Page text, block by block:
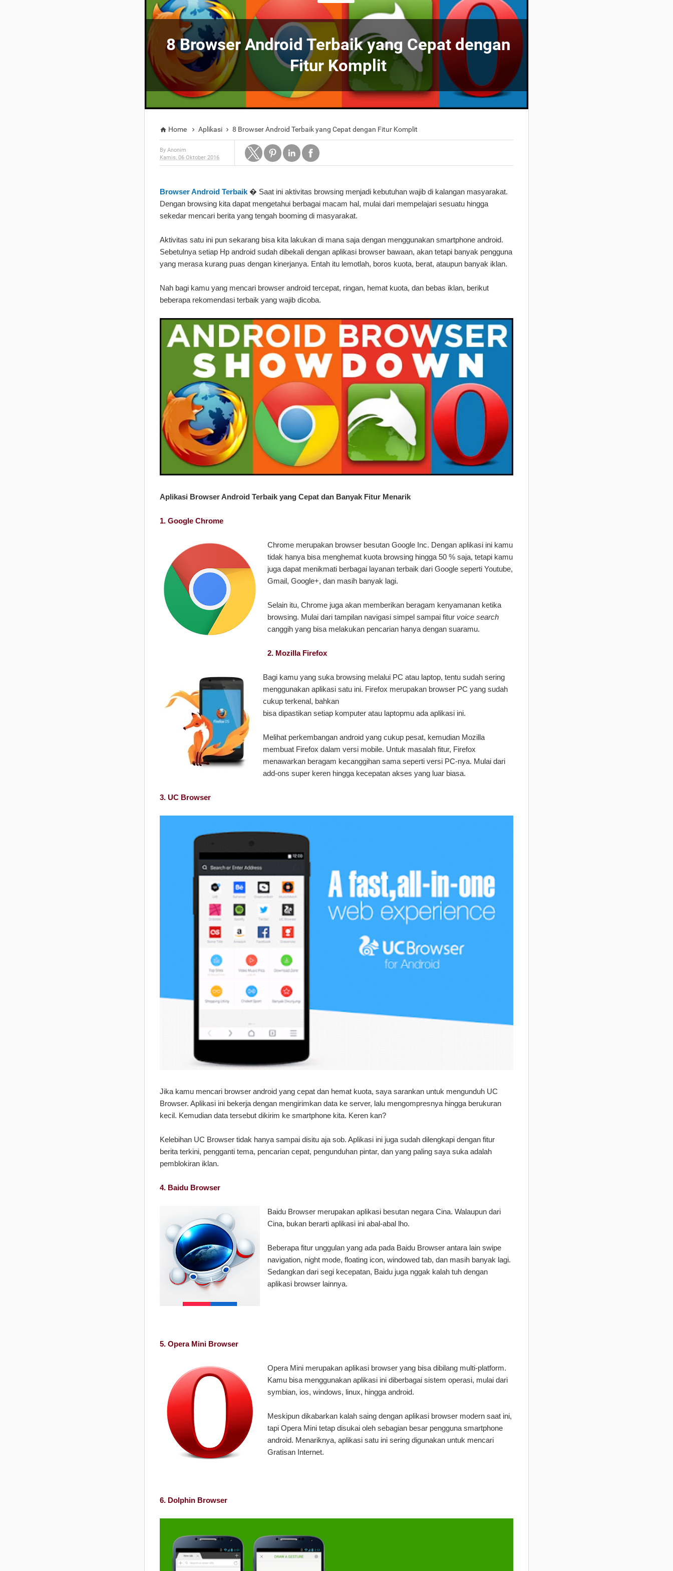
8 Browser Android Terbaik yang Cepat dengan
Fitur Komplit
 Home  Aplikasi  8 Browser Android Terbaik yang Cepat dengan Fitur Komplit
By Anonim
Kamis, 06 Oktober 2016
Browser Android Terbaik� Saat ini aktivitas browsing menjadi kebutuhan wajib di kalangan masyarakat.
Dengan browsing kita dapat mengetahui berbagai macam hal, mulai dari mempelajari sesuatu hingga
sekedar mencari berita yang tengah booming di masyarakat.
Aktivitas satu ini pun sekarang bisa kita lakukan di mana saja dengan menggunakan smartphone android.
Sebetulnya setiap Hp android sudah dibekali dengan aplikasi browser bawaan, akan tetapi banyak pengguna
yang merasa kurang puas dengan kinerjanya. Entah itu lemotlah, boros kuota, berat, ataupun banyak iklan.
Nah bagi kamu yang mencari browser android tercepat, ringan, hemat kuota, dan bebas iklan, berikut
beberapa rekomendasi terbaik yang wajib dicoba.
Aplikasi Browser Android Terbaik yang Cepat dan Banyak Fitur Menarik
1. Google Chrome
Chrome merupakan browser besutan Google Inc. Dengan aplikasi ini kamu
tidak hanya bisa menghemat kuota browsing hingga 50 % saja, tetapi kamu
juga dapat menikmati berbagai layanan terbaik dari Google seperti Youtube,
Gmail, Google+, dan masih banyak lagi.
Selain itu, Chrome juga akan memberikan beragam kenyamanan ketika
browsing. Mulai dari tampilan navigasi simpel sampai fitur voice search
canggih yang bisa melakukan pencarian hanya dengan suaramu.
2. Mozilla Firefox
Bagi kamu yang suka browsing melalui PC atau laptop, tentu sudah sering
menggunakan aplikasi satu ini. Firefox merupakan browser PC yang sudah
cukup terkenal, bahkan
bisa dipastikan setiap komputer atau laptopmu ada aplikasi ini.
Melihat perkembangan android yang cukup pesat, kemudian Mozilla
membuat Firefox dalam versi mobile. Untuk masalah fitur, Firefox
menawarkan beragam kecanggihan sama seperti versi PC-nya. Mulai dari
add-ons super keren hingga kecepatan akses yang luar biasa.
3. UC Browser
Jika kamu mencari browser android yang cepat dan hemat kuota, saya sarankan untuk mengunduh UC
Browser. Aplikasi ini bekerja dengan mengirimkan data ke server, lalu mengompresnya hingga berukuran
kecil. Kemudian data tersebut dikirim ke smartphone kita. Keren kan?
Kelebihan UC Browser tidak hanya sampai disitu aja sob. Aplikasi ini juga sudah dilengkapi dengan fitur
berita terkini, pengganti tema, pencarian cepat, pengunduhan pintar, dan yang paling saya suka adalah
pemblokiran iklan.
4. Baidu Browser
Baidu Browser merupakan aplikasi besutan negara Cina. Walaupun dari
Cina, bukan berarti aplikasi ini abal-abal lho.
Beberapa fitur unggulan yang ada pada Baidu Browser antara lain swipe
navigation, night mode, floating icon, windowed tab, dan masih banyak lagi.
Sedangkan dari segi kecepatan, Baidu juga nggak kalah tuh dengan
aplikasi browser lainnya.
5. Opera Mini Browser
Opera Mini merupakan aplikasi browser yang bisa dibilang multi-platform.
Kamu bisa menggunakan aplikasi ini diberbagai sistem operasi, mulai dari
symbian, ios, windows, linux, hingga android.
Meskipun dikabarkan kalah saing dengan aplikasi browser modern saat ini,
tapi Opera Mini tetap disukai oleh sebagian besar pengguna smartphone
android. Menariknya, aplikasi satu ini sering digunakan untuk mencari
Gratisan Internet.
6. Dolphin Browser